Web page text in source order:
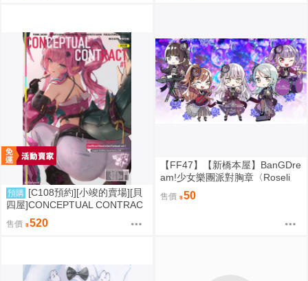
預購 [C108預約][小竣的賣場][貝
四屋]CONCEPTUAL CONTRAC
T 明日方舟：終末地 同人誌id=37
87389
售價 520
【FF47】【新橋本屋】BanGDre
am!少女樂團派對胸章〈Roseli
a〉-〈湊友希那/冰川紗夜/今井麗
莎/宇田川亞子/白金燐子〉
售價 50